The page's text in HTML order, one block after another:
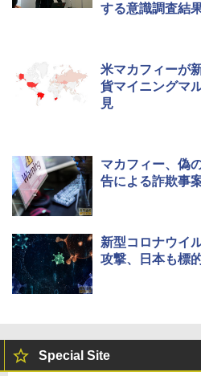
する意識調査結
米マカフィーが
貨マイニングマ
見
マカフィー、偽
告による詐欺事
新型コロナウイ
攻撃、日本も標
Special Site